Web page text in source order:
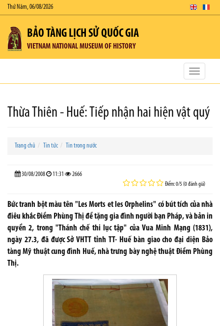
Thứ Năm, 06/08/2026
BẢO TÀNG LỊCH SỬ QUỐC GIA
VIETNAM NATIONAL MUSEUM OF HISTORY
Toggle
Thừa Thiên - Huế: Tiếp nhận hai hiện vật quý
Trang chủ Tin tức Tin trong nước
30/08/2008 11:31 2666
Điểm: 0/5 (0 đánh giá)
Bức tranh bột màu tên "Les Morts et les Orphelins" có bút tích của nhà
điêu khắc Điềm Phùng Thị đề tặng gia đình người bạn Pháp, và bản in
quyển 2, trong "Thánh chế thi lục tập" của Vua Minh Mạng (1831),
ngày 27.3, đã được Sở VHTT tỉnh TT- Huế bàn giao cho đại diện Bảo
tàng Mỹ thuật cung đình Huế, nhà trưng bày nghệ thuật Điềm Phùng
Thị.